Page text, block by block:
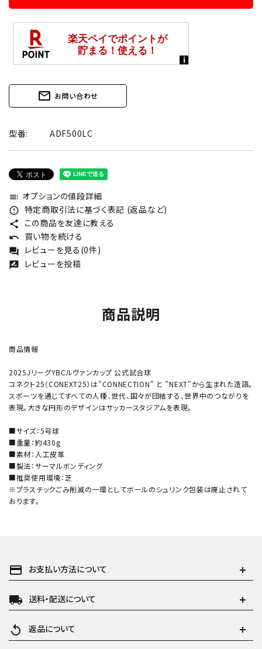
mail_outline お問い合わせ
型番: ADF500LC
toc オプションの値段詳細
error_outline 特定商取引法に基づく表記 (返品など)
share この商品を友達に教える
undo 買い物を続ける
forum レビューを見る(0件)
rate_review レビューを投稿
商品説明
商品情報
2025JリーグYBCルヴァンカップ 公式試合球
コネクト25（CONEXT25）は"CONNECTION" と "NEXT"から生まれた造語。
スポーツを通じてすべての人種、世代、国々が団結する、世界中のつながりを
表現。大きな円形のデザインはサッカースタジアムを表現。
■サイズ：5号球
■重量：約430g
■素材：人工皮革
■製法：サーマルボンディング
■推奨使用環境：芝
※プラスチックごみ削減の一環としてボールのシュリンク包装は廃止されて
おります。
payment お支払い方法について
local_shipping 送料・配送について
replay 返品について